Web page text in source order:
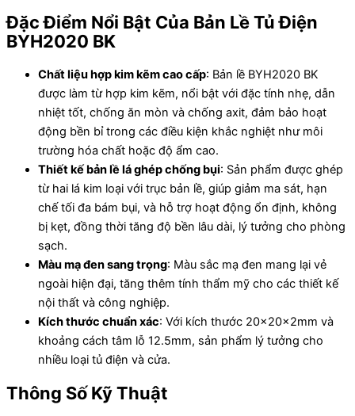
Đặc Điểm Nổi Bật Của Bản Lề Tủ Điện
BYH2020 BK
Chất liệu hợp kim kẽm cao cấp: Bản lề BYH2020 BK
được làm từ hợp kim kẽm, nổi bật với đặc tính nhẹ, dẫn
nhiệt tốt, chống ăn mòn và chống axit, đảm bảo hoạt
động bền bỉ trong các điều kiện khắc nghiệt như môi
trường hóa chất hoặc độ ẩm cao.
Thiết kế bản lề lá ghép chống bụi: Sản phẩm được ghép
từ hai lá kim loại với trục bản lề, giúp giảm ma sát, hạn
chế tối đa bám bụi, và hỗ trợ hoạt động ổn định, không
bị kẹt, đồng thời tăng độ bền lâu dài, lý tưởng cho phòng
sạch.
Màu mạ đen sang trọng: Màu sắc mạ đen mang lại vẻ
ngoài hiện đại, tăng thêm tính thẩm mỹ cho các thiết kế
nội thất và công nghiệp.
Kích thước chuẩn xác: Với kích thước 20x20x2mm và
khoảng cách tâm lỗ 12.5mm, sản phẩm lý tưởng cho
nhiều loại tủ điện và cửa.
Thông Số Kỹ Thuật